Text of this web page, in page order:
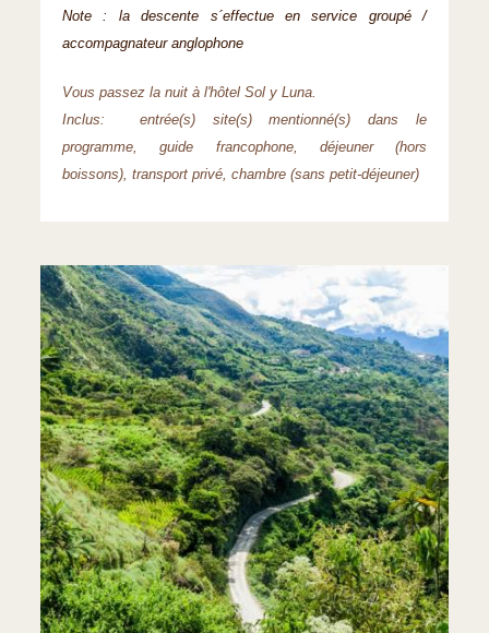
Note : la descente s´effectue en service groupé /
accompagnateur anglophone
Vous passez la nuit à l'hôtel Sol y Luna.
Inclus: entrée(s) site(s) mentionné(s) dans le
programme, guide francophone, déjeuner (hors
boissons), transport privé, chambre (sans petit-déjeuner)